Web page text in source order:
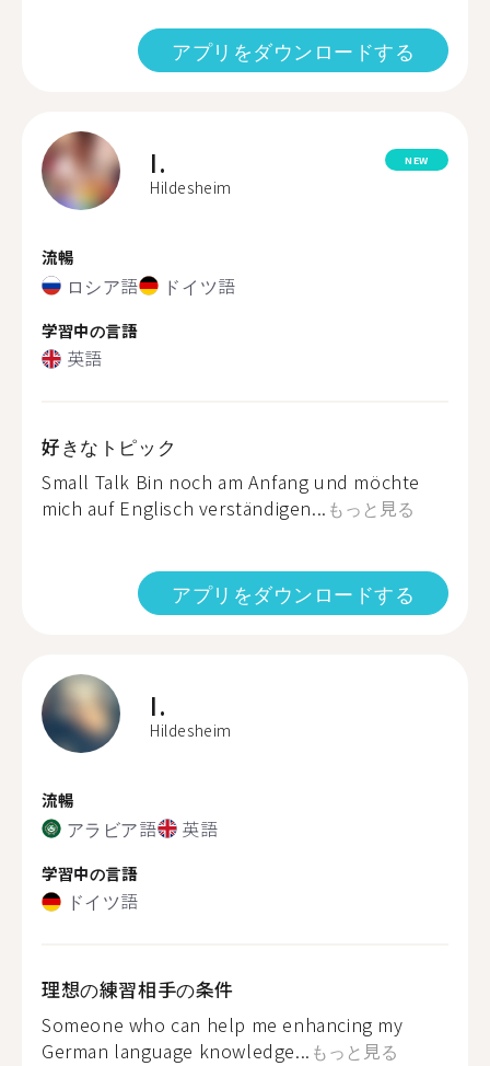
アプリをダウンロードする
I.
Hildesheim
NEW
流暢
ロシア語 ドイツ語
学習中の言語
英語
好きなトピック
Small Talk Bin noch am Anfang und möchte
mich auf Englisch verständigen... もっと見る
アプリをダウンロードする
I.
Hildesheim
流暢
アラビア語 英語
学習中の言語
ドイツ語
理想の練習相手の条件
Someone who can help me enhancing my
German language knowledge... もっと見る